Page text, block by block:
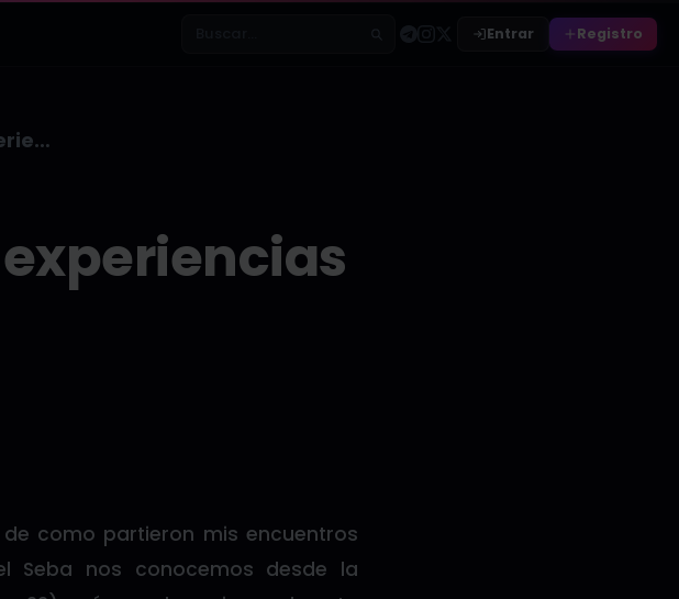
Entrar Registro
Sumando nuevas experiencias con el Seba
como partieron mis encuentros
Seba nos conocemos desde la